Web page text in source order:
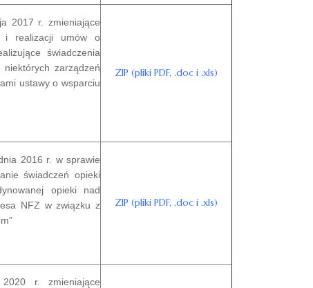
2017 r. zmieniające
i realizacji umów o
świadczenia
zarządzeń
ustawy o wsparciu
ZIP (pliki PDF, .doc i .xls)
2016 r. w sprawie
świadczeń opieki
opieki nad
NFZ w związku z
ZIP (pliki PDF, .doc i .xls)
r. zmieniające